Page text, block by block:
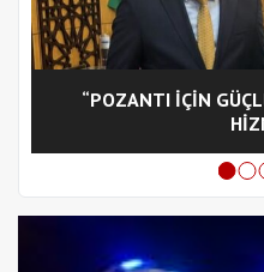
“POZANTI İÇİN